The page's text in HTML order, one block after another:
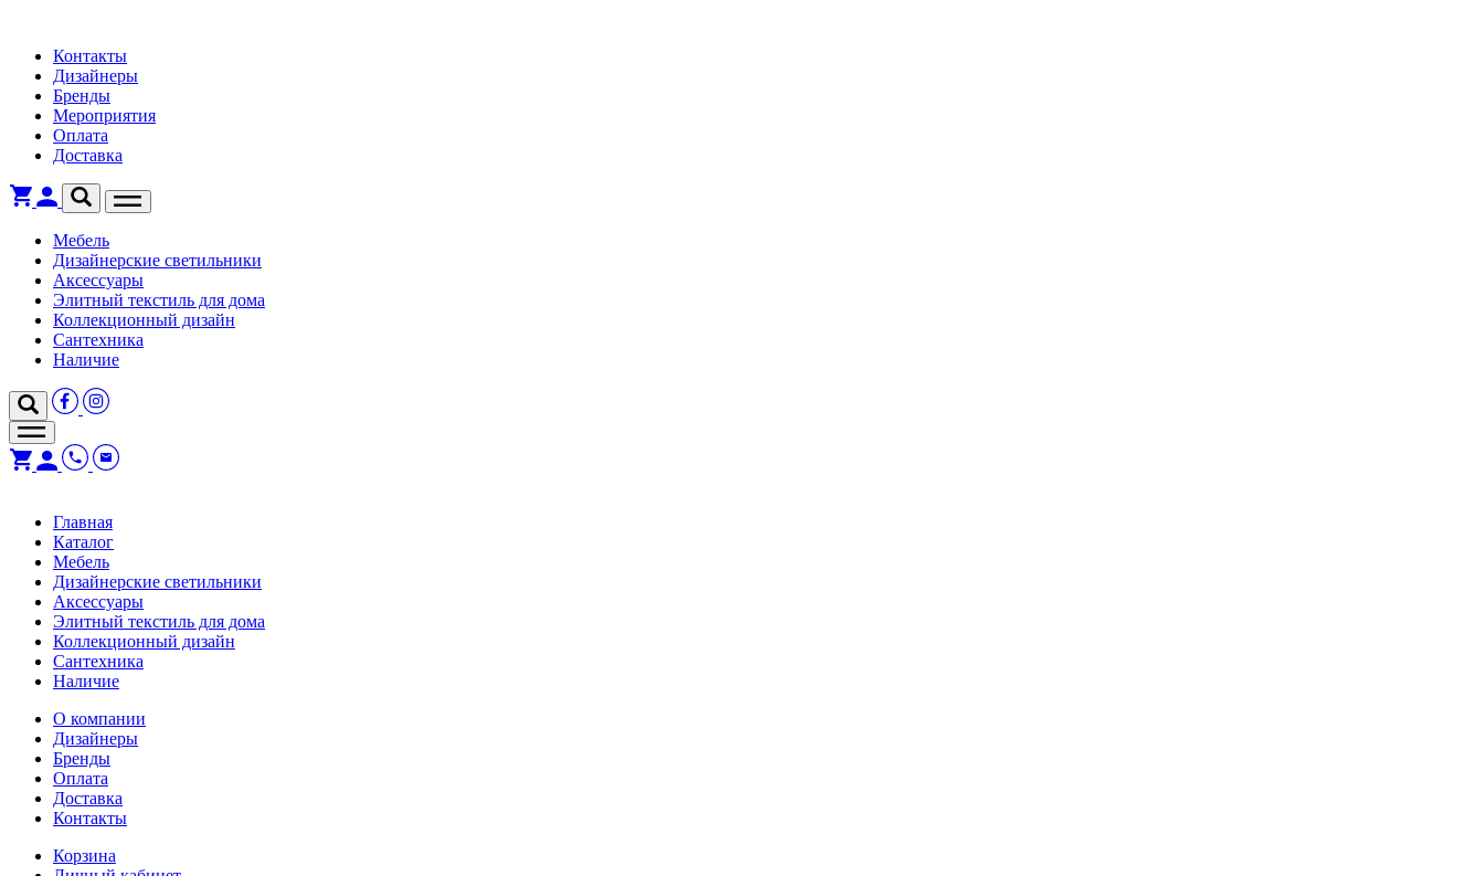
Контакты
Дизайнеры
Бренды
Мероприятия
Оплата
Доставка
Мебель
Дизайнерские светильники
Аксессуары
Элитный текстиль для дома
Коллекционный дизайн
Сантехника
Наличие
Главная
Каталог
Мебель
Дизайнерские светильники
Аксессуары
Элитный текстиль для дома
Коллекционный дизайн
Сантехника
Наличие
О компании
Дизайнеры
Бренды
Оплата
Доставка
Контакты
Корзина